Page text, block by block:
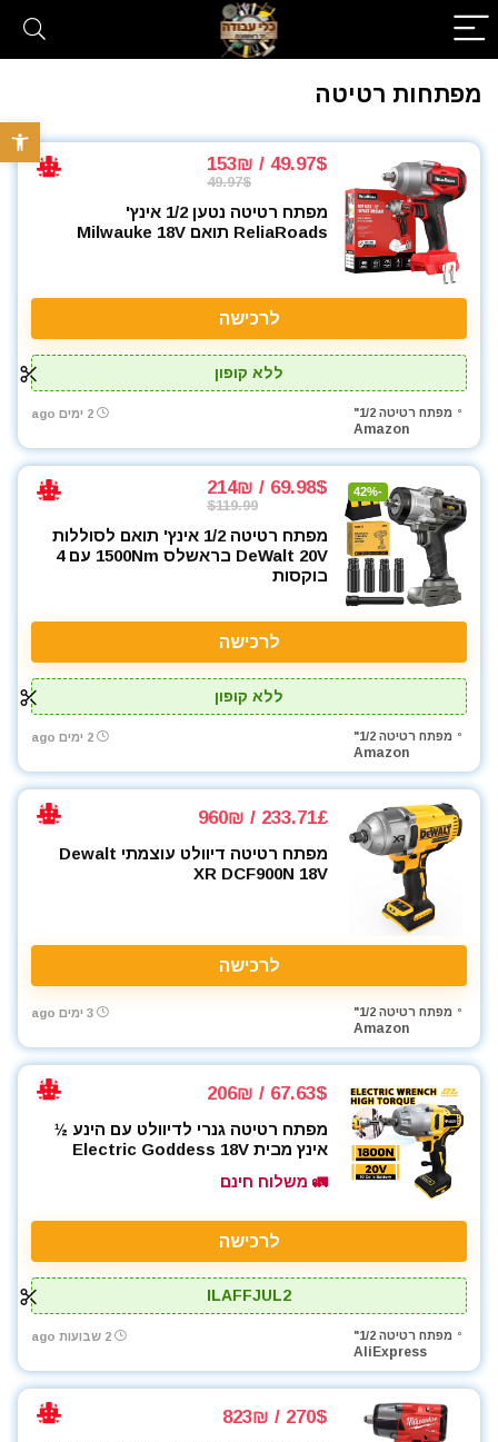
פתח
מפתחות רטיטה
49.97$ / 153₪
49.97$
מפתח רטיטה נטען ‎1/2 אינץ'
ReliaRoads תואם Milwauke 18V
לרכישה
ללא קופון
מפתח רטיטה 1/2"
Amazon
2 ימים ago
-42%
69.98$ / 214₪
$119.99
מפתח רטיטה 1/2 אינץ' תואם לסוללות
DeWalt 20V בראשלס 1500Nm עם 4
בוקסות
לרכישה
ללא קופון
מפתח רטיטה 1/2"
Amazon
2 ימים ago
233.71£ / 960₪
מפתח רטיטה דיוולט עוצמתי Dewalt
XR DCF900N 18V
לרכישה
מפתח רטיטה 1/2"
Amazon
3 ימים ago
67.63$ / 206₪
מפתח רטיטה גנרי לדיוולט עם הינע ½
אינץ מבית Electric Goddess 18V
🚛 משלוח חינם
לרכישה
ILAFFJUL2
מפתח רטיטה 1/2"
AliExpress
2 שבועות ago
270$ / 823₪